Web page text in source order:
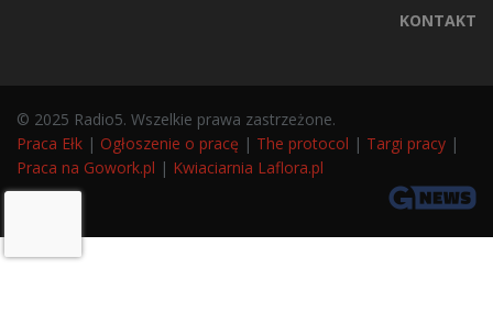
KONTAKT
© 2025 Radio5. Wszelkie prawa zastrzeżone.
Praca Ełk | Ogłoszenie o pracę | The protocol | Targi pracy |
Praca na Gowork.pl | Kwiaciarnia Laflora.pl